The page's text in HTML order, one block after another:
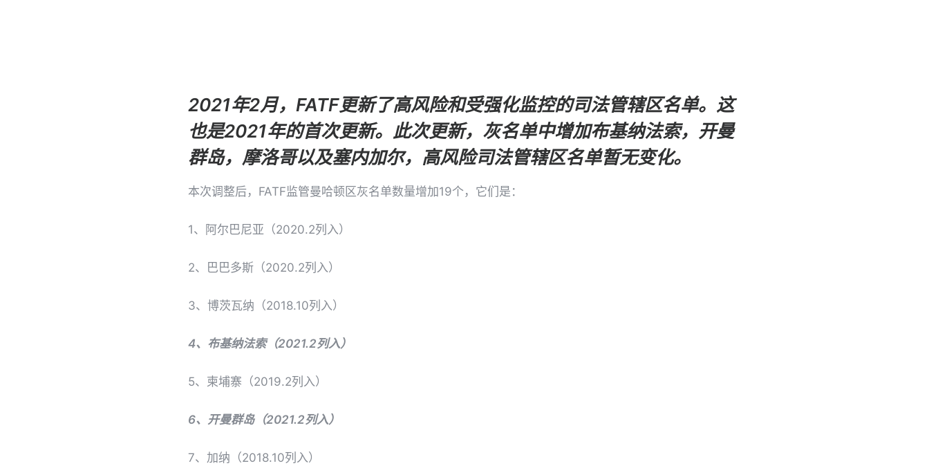
2021年2月， FATF更新了高风险和受强化监控的司法管辖区名单。这
也是2021年的首次更新。 此次更新，灰名单中增加布基纳法索，开曼
群岛，摩洛哥以及塞内加尔，高风险司法管辖区名单暂无变化。
本次调整后，FATF监管曼哈顿区灰名单数量增加19个，它们是：
1、阿尔巴尼亚（2020.2列入）
2、巴巴多斯（2020.2列入）
3、博茨瓦纳（2018.10列入）
4、布基纳法索（2021.2列入）
5、柬埔寨（2019.2列入）
6、开曼群岛（2021.2列入）
7、加纳（2018.10列入）